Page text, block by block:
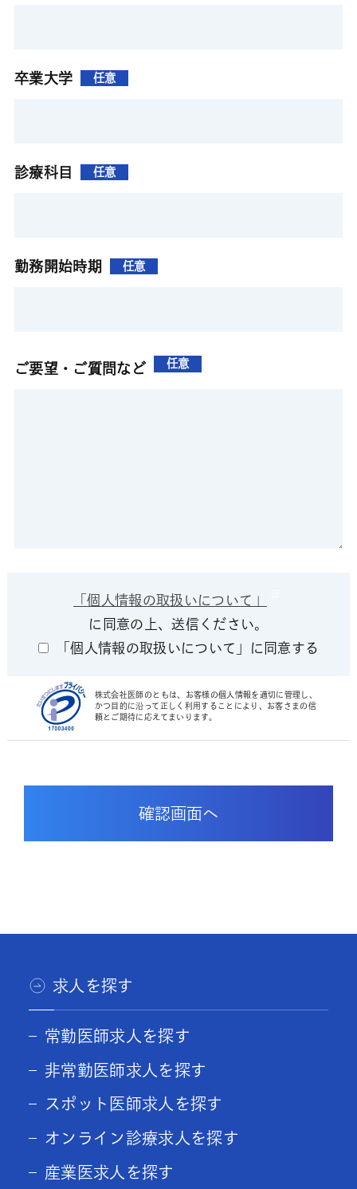
卒業大学 任意
診療科目 任意
勤務開始時期 任意
ご要望・ご質問など 任意
「個人情報の取扱いについて」
に同意の上、送信ください。
「個人情報の取扱いについて」に同意する
株式会社医師のともは、お客様の個人情報を適切に管理し、
かつ目的に沿って正しく利用することにより、お客さまの信
頼とご期待に応えてまいります。
求人を探す
常勤医師求人を探す
非常勤医師求人を探す
スポット医師求人を探す
オンライン診療求人を探す
産業医求人を探す